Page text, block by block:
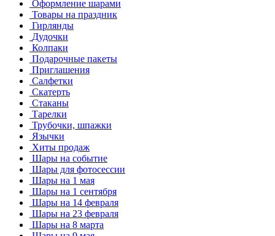
Оформление шарами
Товары на праздник
Гирлянды
Дудочки
Колпаки
Подарочные пакеты
Приглашения
Салфетки
Скатерть
Стаканы
Тарелки
Трубочки, шпажки
Язычки
Хиты продаж
Шары на событие
Шары для фотосессии
Шары на 1 мая
Шары на 1 сентября
Шары на 14 февраля
Шары на 23 февраля
Шары на 8 марта